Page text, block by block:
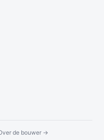
de bouwer →